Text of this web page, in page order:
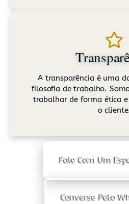
A transparência é uma
filosofia de trabalho.
trabalhar de forma ética
o
Fale Com Um
Converse Pelo